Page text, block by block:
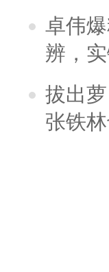
卓伟
辨，
拔出
张铁